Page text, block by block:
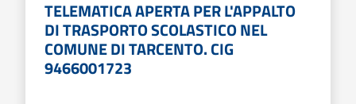
TELEMATICA APERTA PER L'APPALTO
DI TRASPORTO SCOLASTICO NEL
COMUNE DI TARCENTO. CIG
9466001723